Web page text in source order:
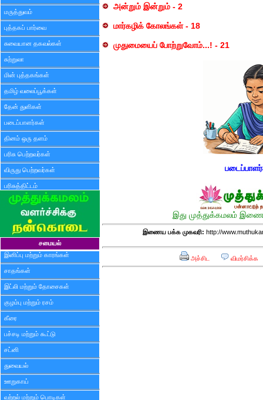
மருத்துவம்
புத்தகப் பார்வை
சுவையான தகவல்கள்
சுற்றுலா
மின் புத்தகங்கள்
தமிழ் வலைப்பூக்கள்
தேன் துளிகள்
படைப்பாளர்கள்
தினம் ஒரு தளம்
பரிசு பெற்றவர்கள்
விருது பெற்றவர்கள்
பரிசுத்திட்டம்
சமையல்
இனிப்பு மற்றும் காரங்கள்
சாதங்கள்
இட்லி மற்றும் தோசைகள்
குழம்பு மற்றும் ரசம்
கீரை
பச்சடி மற்றும் கூட்டு
சட்னி
துவையல்
ஊறுகாய்
வற்றல் மற்றும் பொடிகள்
அன்றும் இன்றும் - 2
மார்கழிக் கோலங்கள் - 18
முதுமையைப் போற்றுவோம்...! - 21
இது முத்துக்கமலம்
இணைய பக்க முகவரி: http://
அச்சிட விமர்சிக்க